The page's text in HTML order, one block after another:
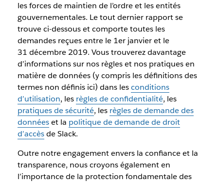
les forces de maintien de l’ordre et les entités
gouvernementales. Le tout dernier rapport se
trouve ci-dessous et comporte toutes les
demandes reçues entre le 1er janvier et le
31 décembre 2019. Vous trouverez davantage
d’informations sur nos règles et nos pratiques en
matière de données (y compris les définitions des
termes non définis ici) dans lesconditions
d’utilisation, les règles de confidentialité, les
pratiques de sécurité, les règles de demande des
donnéeset la politique de demande de droit
d’accèsde Slack.
Outre notre engagement envers la confiance et la
transparence, nous croyons également en
l’importance de la protection fondamentale des